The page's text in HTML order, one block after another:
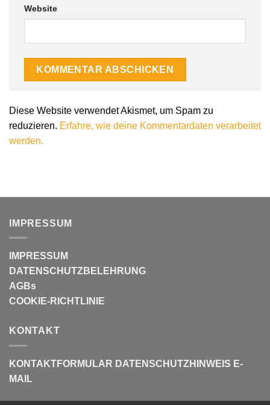
Website
Diese Website verwendet Akismet, um Spam zu
reduzieren. Erfahre, wie deine Kommentardaten verarbeitet
werden.
IMPRESSUM
IMPRESSUM
DATENSCHUTZBELEHRUNG
AGBs
COOKIE-RICHTLINIE
KONTAKT
KONTAKTFORMULAR DATENSCHUTZHINWEIS E-
MAIL